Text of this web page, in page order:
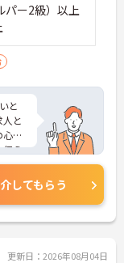
ー2級）以上
と
と
配
伝え
してもらう
更新日：2026年08月04日